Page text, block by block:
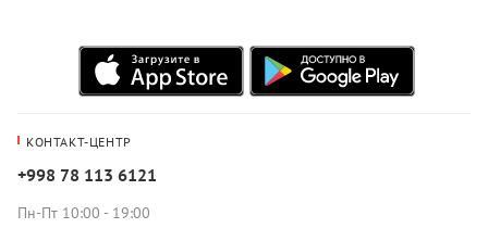
КОНТАКТ-ЦЕНТР
+998 78 113 6121
Пн-Пт 10:00 - 19:00